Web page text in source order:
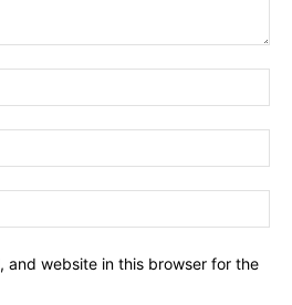
and website in this browser for the